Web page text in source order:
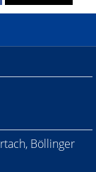
Böllinger